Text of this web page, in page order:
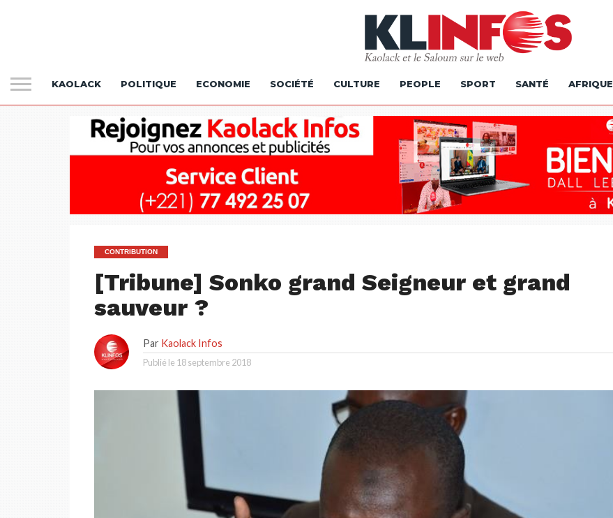
KAOLACK POLITIQUE ECONOMIE SOCIÉTÉ CULTURE PEOPLE SPORT SANTÉ AFRIQUE
CONTRIBUTION
[Tribune] Sonko grand Seigneur et grand
sauveur ?
Par Kaolack Infos
Publié le 18 septembre 2018